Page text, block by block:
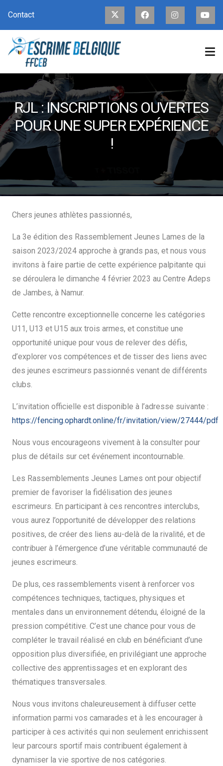
Contact
RJL : INSCRIPTIONS OUVERTES
POUR UNE SUPER EXPÉRIENCE
!
Chers jeunes athlètes passionnés,
La 3e édition des Rassemblement Jeunes Lames de la
saison 2023/2024 approche à grands pas, et nous vous
invitons à faire partie de cette expérience palpitante qui
se déroulera le dimanche 4 février 2023 au Centre Adeps
de Jambes, à Namur.
Cette rencontre exceptionnelle concerne les catégories
U11, U13 et U15 aux trois armes, et constitue une
opportunité unique pour vous de relever des défis,
d’explorer vos compétences et de tisser des liens avec
des jeunes escrimeurs passionnés venant de différents
clubs.
L’invitation officielle est disponible à l’adresse suivante :
https://fencing.ophardt.online/fr/invitation/view/27444/pdf
Nous vous encourageons vivement à la consulter pour
plus de détails sur cet événement incontournable.
Les Rassemblements Jeunes Lames ont pour objectif
premier de favoriser la fidélisation des jeunes
escrimeurs. En participant à ces rencontres interclubs,
vous aurez l’opportunité de développer des relations
positives, de créer des liens au-delà de la rivalité, et de
contribuer à l’émergence d’une véritable communauté de
jeunes escrimeurs.
De plus, ces rassemblements visent à renforcer vos
compétences techniques, tactiques, physiques et
mentales dans un environnement détendu, éloigné de la
pression compétitive. C’est une chance pour vous de
compléter le travail réalisé en club en bénéficiant d’une
opposition plus diversifiée, en privilégiant une approche
collective des apprentissages et en explorant des
thématiques transversales.
Nous vous invitons chaleureusement à diffuser cette
information parmi vos camarades et à les encourager à
participer à ces activités qui non seulement enrichissent
leur parcours sportif mais contribuent également à
dynamiser la vie sportive de nos catégories.